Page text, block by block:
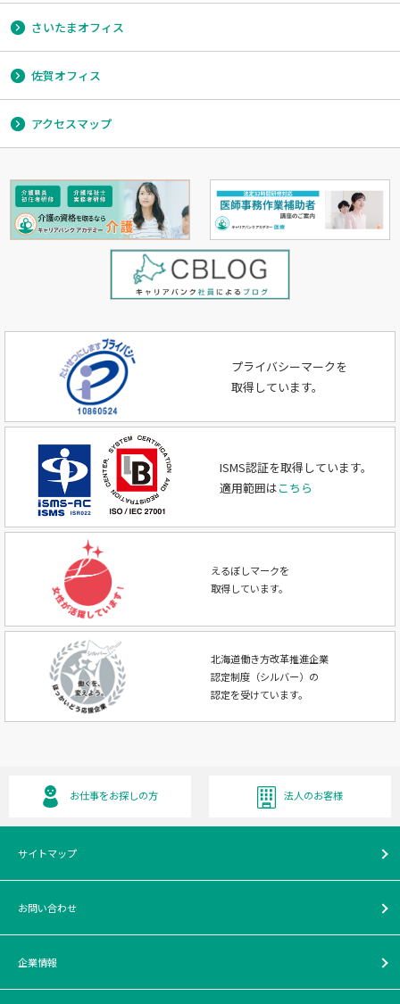
さいたまオフィス
佐賀オフィス
アクセスマップ
プライバシーマークを
取得しています。
ISMS認証を取得しています。
適用範囲はこちら
えるぼしマークを
取得しています。
北海道働き方改革推進企業
認定制度（シルバー）の
認定を受けています。
お仕事をお探しの方 法人のお客様
サイトマップ
お問い合わせ
企業情報